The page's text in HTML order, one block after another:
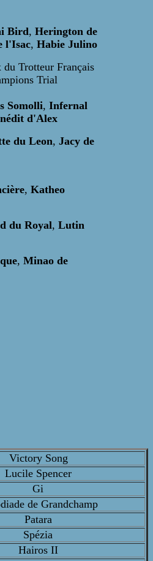
Bird, Herington de
l'Isac, Habie Julino
Trotteur Français
Trial
Somolli, Infernal
d'Alex
du Leon, Jacy de
, Katheo
du Royal, Lutin
, Minao de
Victory Song
Lucile Spencer
Gi
de Grandchamp
Patara
Spézia
Hairos II